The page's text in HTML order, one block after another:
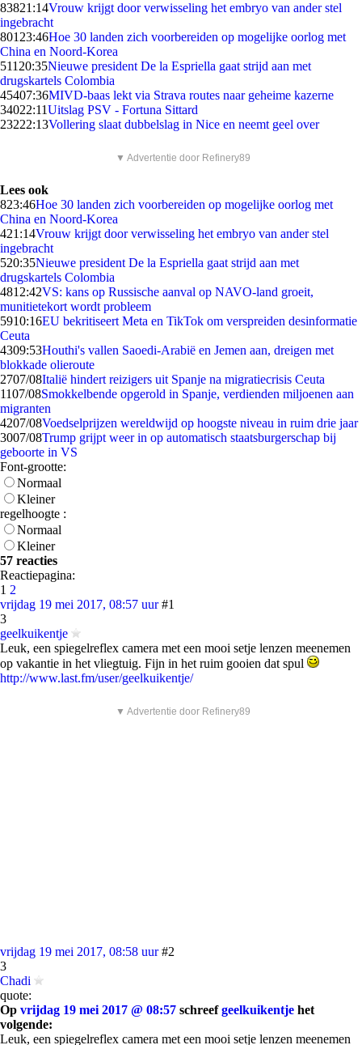
83821:14Vrouw krijgt door verwisseling het embryo van ander stel
ingebracht
801 23:46Hoe 30 landen zich voorbereiden op mogelijke oorlog met
China en Noord-Korea
511 20:35Nieuwe president De la Espriella gaat strijd aan met
drugskartels Colombia
45407:36MIVD-baas lekt via Strava routes naar geheime kazerne
34022:11Uitslag PSV - Fortuna Sittard
23222:13Vollering slaat dubbelslag in Nice en neemt geel over
▼ Advertentie door Refinery89
Lees ook
823:46Hoe 30 landen zich voorbereiden op mogelijke oorlog met
China en Noord-Korea
421:14Vrouw krijgt door verwisseling het embryo van ander stel
ingebracht
520:35Nieuwe president De la Espriella gaat strijd aan met
drugskartels Colombia
4812:42VS: kans op Russische aanval op NAVO-land groeit,
munitietekort wordt probleem
5910:16EU bekritiseert Meta en TikTok om verspreiden desinformatie
Ceuta
4309:53Houthi's vallen Saoedi-Arabië en Jemen aan, dreigen met
blokkade olieroute
2707/08Italië hindert reizigers uit Spanje na migratiecrisis Ceuta
1107/08Smokkelbende opgerold in Spanje, verdienden miljoenen aan
migranten
4207/08Voedselprijzen wereldwijd op hoogste niveau in ruim drie jaar
3007/08Trump grijpt weer in op automatisch staatsburgerschap bij
geboorte in VS
Font-grootte:
Normaal
Kleiner
regelhoogte :
Normaal
Kleiner
57 reacties
Reactiepagina:
1 2
vrijdag 19 mei 2017, 08:57 uur #1
3
geelkuikentje
Leuk, een spiegelreflex camera met een mooi setje lenzen meenemen
op vakantie in het vliegtuig. Fijn in het ruim gooien dat spul
http://www.last.fm/user/geelkuikentje/
▼ Advertentie door Refinery89
vrijdag 19 mei 2017, 08:58 uur #2
3
Chadi
quote:
Op vrijdag 19 mei 2017 @ 08:57 schreefgeelkuikentje het
volgende:
Leuk, een spiegelreflex camera met een mooi setje lenzen meenemen